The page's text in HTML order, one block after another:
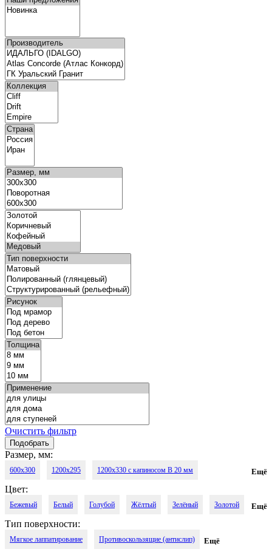
Очистить фильтр
Размер, мм:
600x300 1200x295 1200x330 с капиносом В 20 мм
1200x330 с капиносом П 30 мм
Ещё
Цвет:
Бежевый Белый Голубой Жёлтый Зелёный Золотой
Коричневый Кофейный
Ещё
Тип поверхности:
Мягкое лаппатирование Противоскользящие (антислип) Ещё